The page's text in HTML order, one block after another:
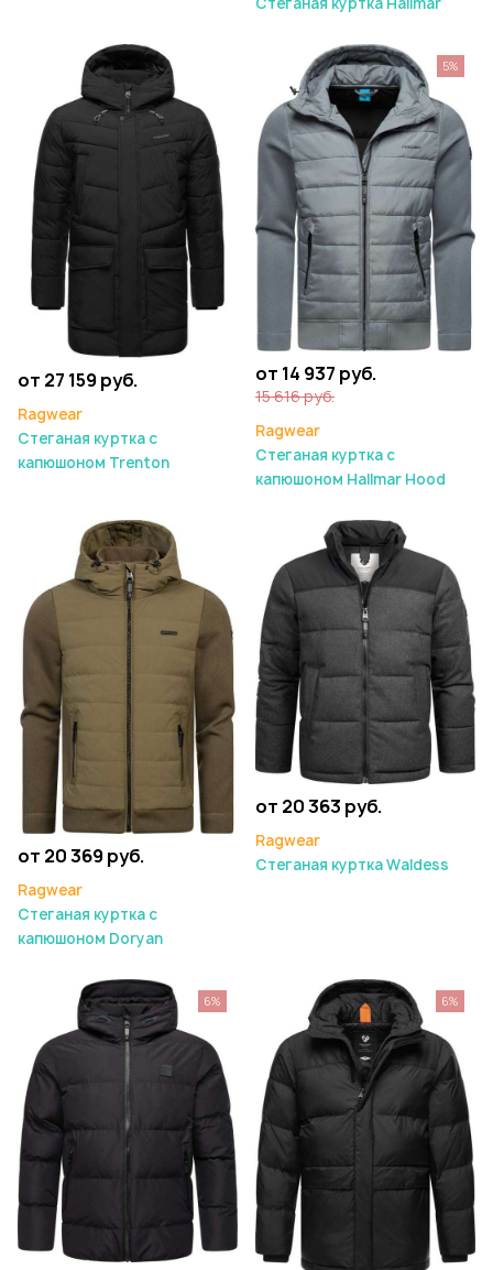
от 27 159 руб.
Ragwear
Стеганая куртка с
капюшоном Trenton
от 14 937 руб.
15 616 руб.
Ragwear
Стеганая куртка с
капюшоном Hallmar Hood
5%
от 20 369 руб.
Ragwear
Стеганая куртка с
капюшоном Doryan
от 20 363 руб.
Ragwear
Стеганая куртка Waldess
6% 6%